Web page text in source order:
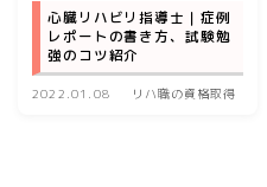
心臓リハビリ指導士｜症例
レポートの書き方、試験勉
強のコツ紹介
2022.01.08 リハ職の資格取得